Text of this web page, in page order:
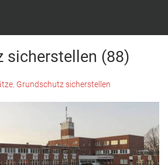
Witten –
Löscheinheit
Bommern
sicherstellen (88)
Grundschutz sicherstellen